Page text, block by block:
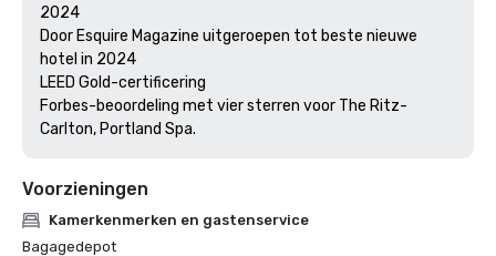
2024
Door Esquire Magazine uitgeroepen tot beste nieuwe
hotel in 2024
LEED Gold-certificering
Forbes-beoordeling met vier sterren voor The Ritz-
Voorzieningen
Kamerkenmerken en gastenservice
Bagagedepot